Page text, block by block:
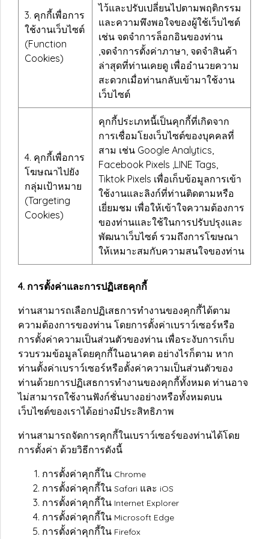
3. คุกกี้เพื่อการ
ใช้งานเว็บไซต์
(Function
Cookies)
ไว้และปรับเปลี่ยนไปตามพฤติกรรม
และความพึงพอใจของผู้ใช้เว็บไซต์
เช่น จดจำการล็อกอินของท่าน
,จดจำการตั้งค่าภาษา, จดจำสินค้า
ล่าสุดที่ท่านเคยดู เพื่ออำนวยความ
สะดวกเมื่อท่านกลับเข้ามาใช้งาน
เว็บไซต์
4. คุกกี้เพื่อการ
โฆษณาไปยัง
กลุ่มเป้าหมาย
(Targeting
Cookies)
คุกกี้ประเภทนี้เป็นคุกกี้ที่เกิดจาก
การเชื่อมโยงเว็บไซต์ของบุคคลที่
สาม เช่น Google Analytics,
Facebook Pixels ,LINE Tags,
Tiktok Pixels เพื่อเก็บข้อมูลการเข้า
ใช้งานและลิงก์ที่ท่านติดตามหรือ
เยี่ยมชม เพื่อให้เข้าใจความต้องการ
ของท่านและใช้ในการปรับปรุงและ
พัฒนาเว็บไซต์ รวมถึงการโฆษณา
ให้เหมาะสมกับความสนใจของท่าน
4. การตั้งค่าและการปฏิเสธคุกกี้
ท่านสามารถเลือกปฏิเสธการทำงานของคุกกี้ได้ตาม
ความต้องการของท่าน โดยการตั้งค่าเบราว์เซอร์หรือ
การตั้งค่าความเป็นส่วนตัวของท่าน เพื่อระงับการเก็บ
รวบรวมข้อมูลโดยคุกกี้ในอนาคต อย่างไรก็ตาม หาก
ท่านตั้งค่าเบราว์เซอร์หรือตั้งค่าความเป็นส่วนตัวของ
ท่านด้วยการปฏิเสธการทำงานของคุกกี้ทั้งหมด ท่านอาจ
ไม่สามารถใช้งานฟังก์ชั่นบางอย่างหรือทั้งหมดบน
เว็บไซต์ของเราได้อย่างมีประสิทธิภาพ
ท่านสามารถจัดการคุกกี้ในเบราว์เซอร์ของท่านได้โดย
การตั้งค่า ด้วยวิธีการดังนี้
การตั้งค่าคุกกี้ใน Chrome
การตั้งค่าคุกกี้ใน Safari และ iOS
การตั้งค่าคุกกี้ใน Internet Explorer
การตั้งค่าคุกกี้ใน Microsoft Edge
การตั้งค่าคุกกี้ใน Firefox